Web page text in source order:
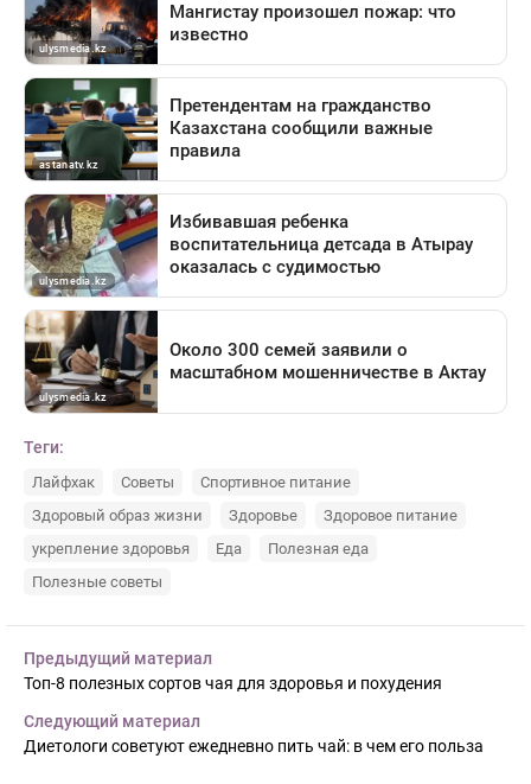
Теги:
Лайфхак Советы
Спортивное питание
Здоровый образ жизни
Здоровье
Здоровое питание
укрепление здоровья
Еда
Полезная еда
Полезные советы
Предыдущий материал
Топ-8 полезных сортов чая для здоровья и похудения
Следующий материал
Диетологи советуют ежедневно пить чай: в чем его польза